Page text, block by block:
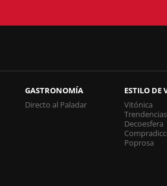
GASTRONOMÍA
Directo al Paladar
ESTILO DE
Vitónica
Trendencias
Decoesfera
Poprosa